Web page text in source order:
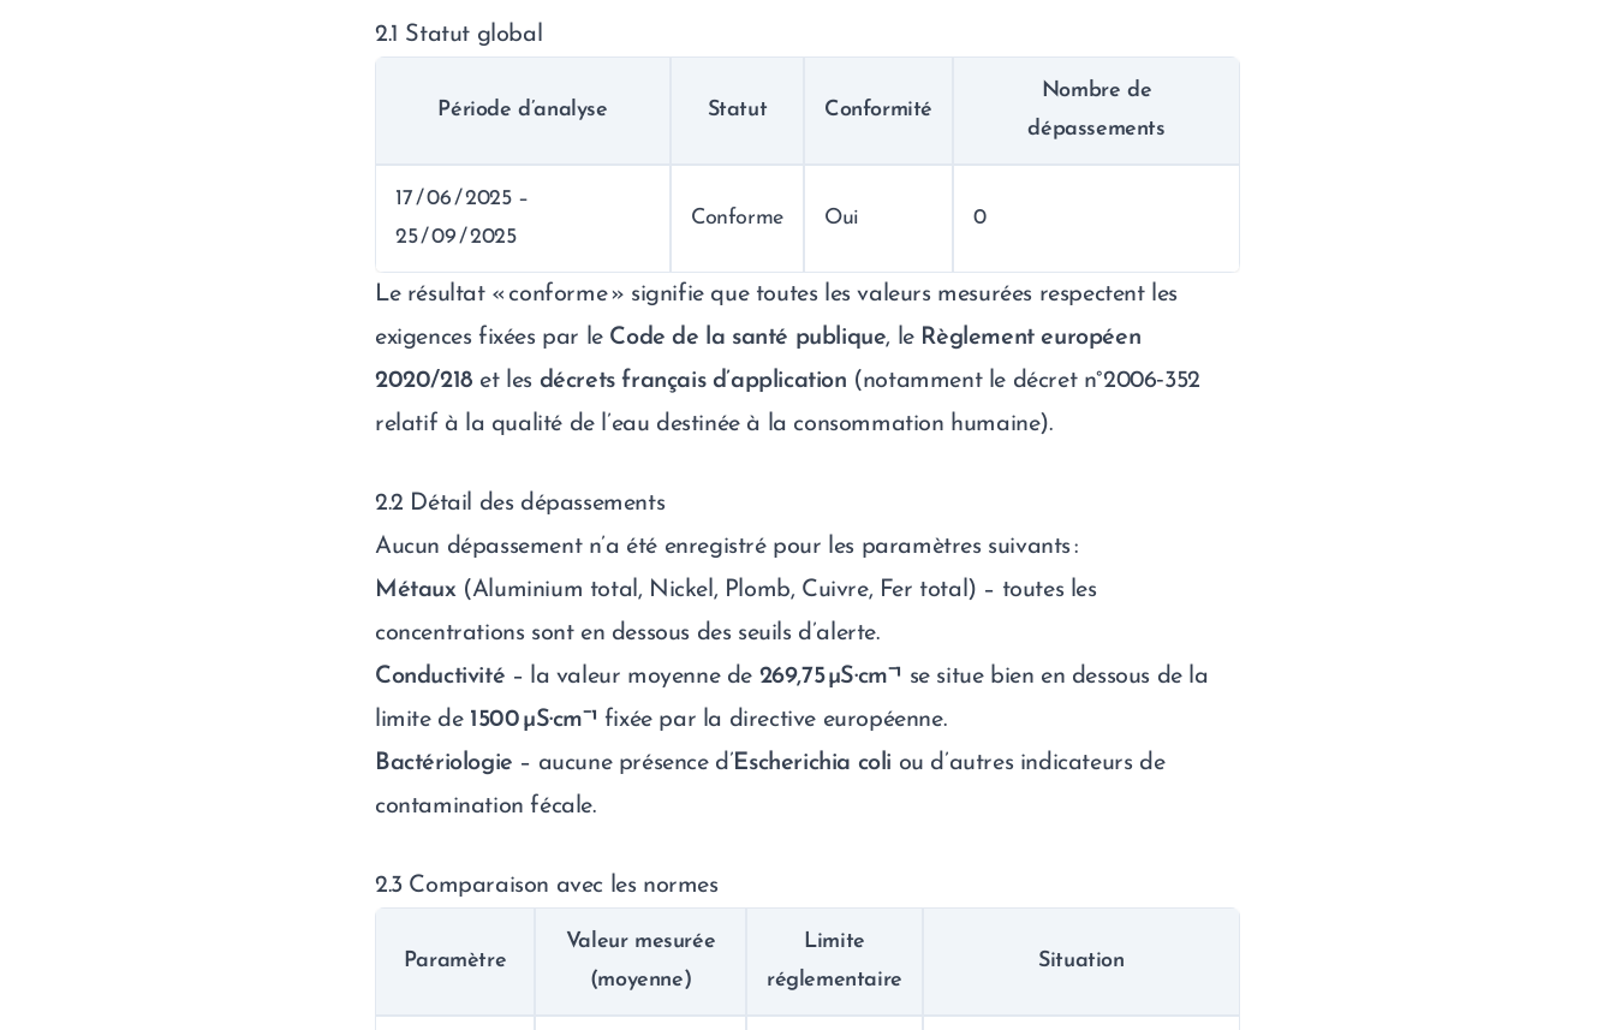
2.1 Statut global
Période d’analyse Statut Conformité
Nombre de
dépassements
17 / 06 / 2025 –
25 / 09 / 2025
Conforme Oui 0
Le résultat « conforme » signifie que toutes les valeurs mesurées respectent les
exigences fixées par le Code de la santé publique, le Règlement européen
2020/218 et les décrets français d’application (notamment le décret n°2006‑352
relatif à la qualité de l’eau destinée à la consommation humaine).
2.2 Détail des dépassements
Aucun dépassement n’a été enregistré pour les paramètres suivants :
Métaux(Aluminium total, Nickel, Plomb, Cuivre, Fer total) – toutes les
concentrations sont en dessous des seuils d’alerte.
Conductivité – la valeur moyenne de 269,75 µS·cm⁻¹ se situe bien en dessous de la
limite de 1500 µS·cm⁻¹ fixée par la directive européenne.
Bactériologie – aucune présence d’Escherichia coli ou d’autres indicateurs de
contamination fécale.
2.3 Comparaison avec les normes
Paramètre
Valeur mesurée
(moyenne)
Limite
réglementaire
Situation